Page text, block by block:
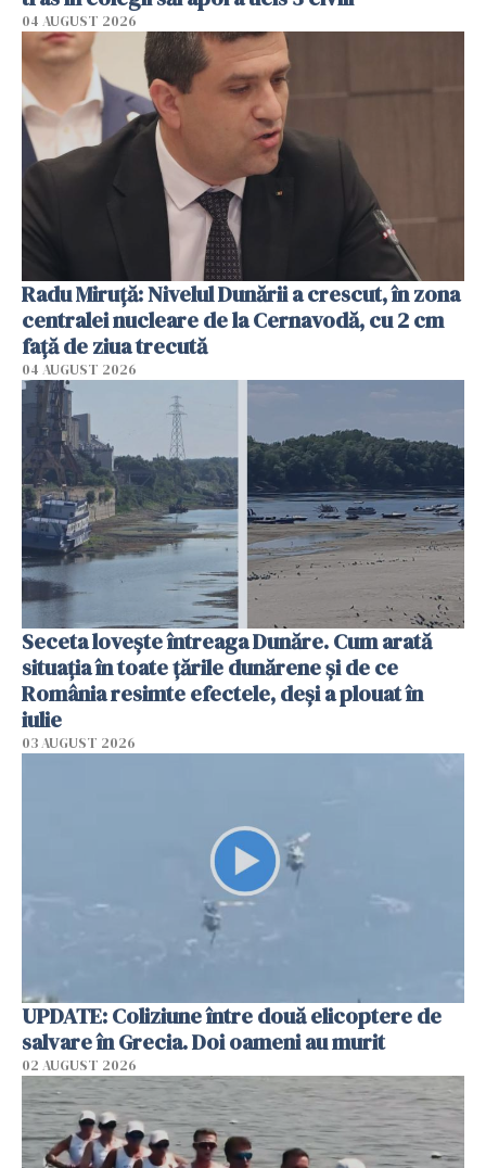
04 AUGUST 2026
Radu Miruţă: Nivelul Dunării a crescut, în zona
centralei nucleare de la Cernavodă, cu 2 cm
faţă de ziua trecută
04 AUGUST 2026
Seceta lovește întreaga Dunăre. Cum arată
situația în toate țările dunărene și de ce
România resimte efectele, deși a plouat în
iulie
03 AUGUST 2026
UPDATE: Coliziune între două elicoptere de
salvare în Grecia. Doi oameni au murit
02 AUGUST 2026